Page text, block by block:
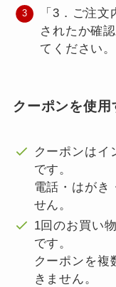
「3．ご注
されたか確
てください。
クーポンを使用
クーポンはイ
です。
電話・はがき
せん。
1回のお買い
です。
クーポンを複
きません。